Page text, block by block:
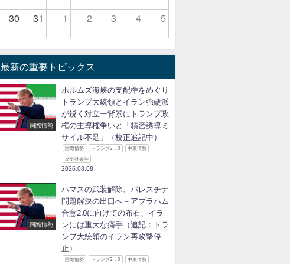
30 31 1 2 3 4 5
最新の重要トピックス
国際情勢
ホルムズ海峡の支配権をめぐり
トランプ大統領とイラン強硬派
が鋭く対立ー背景にトランプ政
権の主導権争いと「精密誘導ミ
サイル不足」（校正追記中）
国際情勢 トランプ2．0
中東情勢
歴史社会学
2026.08.08
国際情勢
ハマスの武装解除、パレスチナ
問題解決の出口へ－アブラハム
合意2.0に向けての布石、イラ
ンには重大な痛手（追記：トラ
ンプ大統領のイラン再攻撃停
止）
国際情勢 トランプ2．0
中東情勢